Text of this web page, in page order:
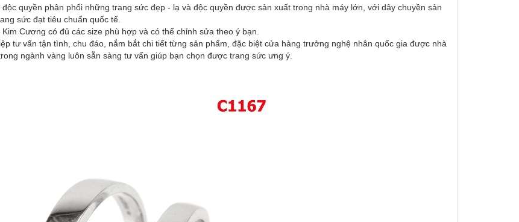
quyền phân phối những trang sức đẹp - lạ và độc quyền được sản xuất trong nhà máy lớn, với dây chuyền sản
sức đạt tiêu chuẩn quốc tế.
Cương có đủ các size phù hợp và có thể chỉnh sửa theo ý bạn.
tư vấn tận tình, chu đáo, nắm bắt chi tiết từng sản phẩm, đặc biệt cửa hàng trưởng nghệ nhân quốc gia được nhà
ngành vàng luôn sẵn sàng tư vấn giúp bạn chọn được trang sức ưng ý.